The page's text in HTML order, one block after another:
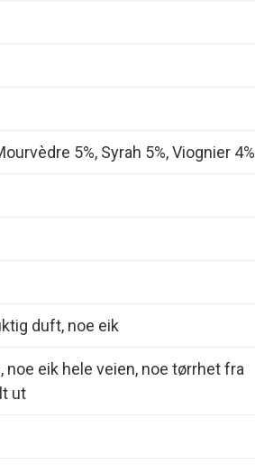
5%, Syrah 5%, Viognier 4%
duft, noe eik
eik hele veien, noe tørrhet fra
ut